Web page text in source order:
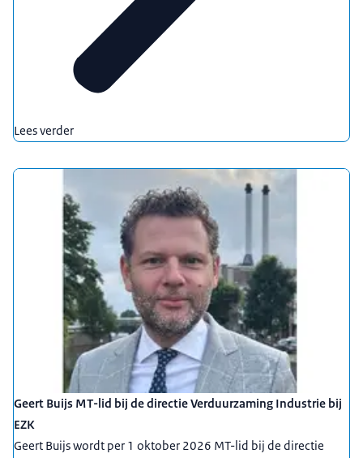
Lees verder
Geert Buijs MT-lid bij de directie Verduurzaming Industrie bij
EZK
Geert Buijs wordt per 1 oktober 2026 MT-lid bij de directie